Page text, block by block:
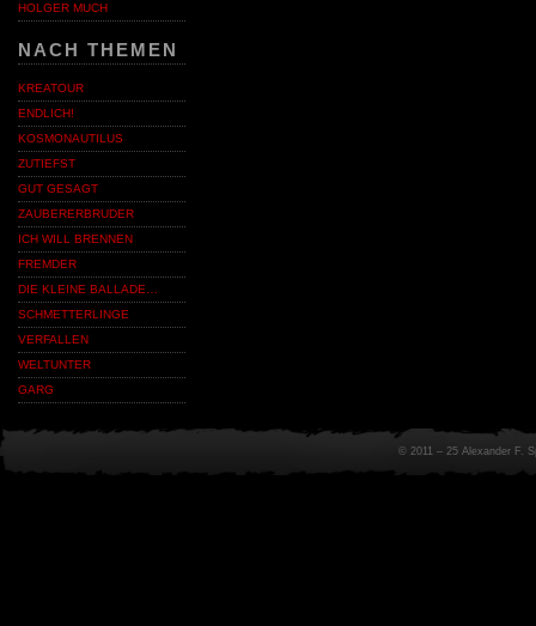
HOLGER MUCH
NACH THEMEN
KREATOUR
ENDLICH!
KOSMONAUTILUS
ZUTIEFST
GUT GESAGT
ZAUBERERBRUDER
ICH WILL BRENNEN
FREMDER
DIE KLEINE BALLADE…
SCHMETTERLINGE
VERFALLEN
WELTUNTER
GARG
© 2011 – 25 Alexander F.